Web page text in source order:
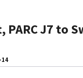
PARC J7 to
14